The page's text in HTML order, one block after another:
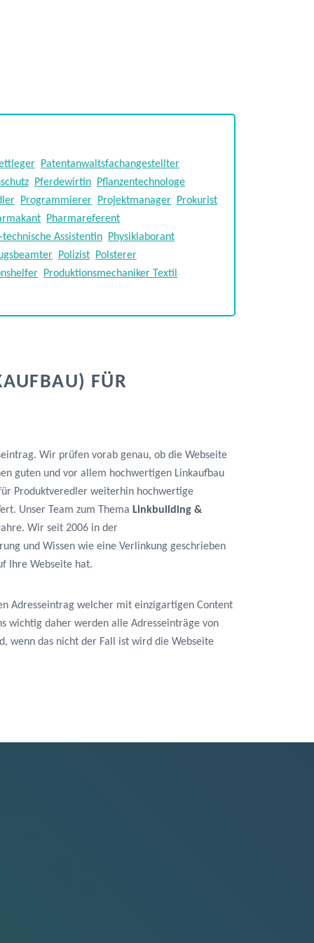
Patentanwaltsfachangestellter
Pferdewirtin
Pflanzentechnologe
Programmierer Projektmanager
Prokurist
Pharmareferent
technische Assistentin
Physiklaborant
Polizist
Polsterer
Produktionsmechaniker Textil
FÜR
Wir prüfen vorab genau, ob die Webseite
guten und vor allem hochwertigen Linkaufbau
Produktveredler weiterhin hochwertige
Unser Team zum Thema Linkbuilding &
Wir seit 2006 in der
und Wissen wie eine Verlinkung geschrieben
Ihre Webseite hat.
Adresseintrag welcher mit einzigartigen Content
wichtig daher werden alle Adresseinträge von
wenn das nicht der Fall ist wird die Webseite